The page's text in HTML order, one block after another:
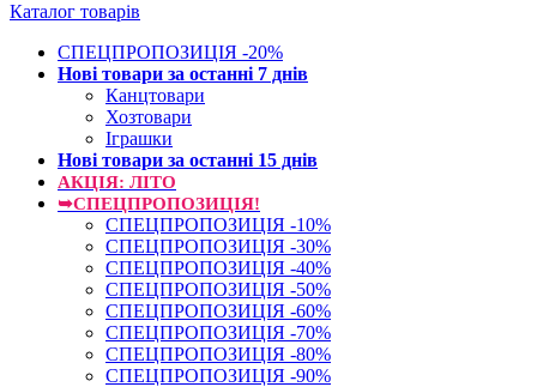
Каталог товарів
СПЕЦПРОПОЗИЦІЯ -20%
Нові товари за останнi 7 днiв
Канцтовари
Хозтовари
Іграшки
Нові товари за останнi 15 днiв
АКЦІЯ: ЛІТО
➥СПЕЦПРОПОЗИЦІЯ!
СПЕЦПРОПОЗИЦІЯ -10%
СПЕЦПРОПОЗИЦІЯ -30%
СПЕЦПРОПОЗИЦІЯ -40%
СПЕЦПРОПОЗИЦІЯ -50%
СПЕЦПРОПОЗИЦІЯ -60%
СПЕЦПРОПОЗИЦІЯ -70%
СПЕЦПРОПОЗИЦІЯ -80%
СПЕЦПРОПОЗИЦІЯ -90%